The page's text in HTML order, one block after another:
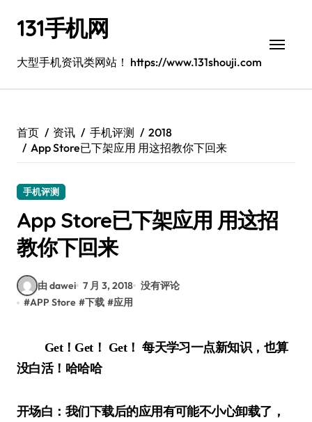
131手机网
大型手机资讯类网站！ https://www.131shouji.com
首页 资讯 手机评测
2018
App Store已下架应用 用这招教你下回来
手机评测
App Store已下架应用 用这招
教你下回来
由 dawei 7 月 3, 2018 没有评论
#APP Store #下载 #应用
Get！Get！ Get！ 每天学习一点新知识，也算
没白活！哈哈哈
开场白：我们下载后的应用有可能不小心卸载了，